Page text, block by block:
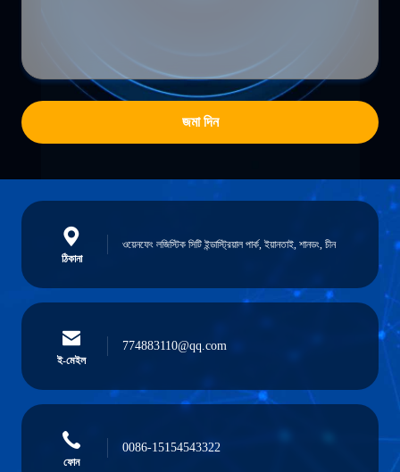
জমা দিন
ঠিকানা
ওয়েনফেং লজিস্টিক সিটি ইন্ডাস্ট্রিয়াল পার্ক, ইয়ানতাই, শানডং, চীন
ই-মেইল
774883110@qq.com
ফোন
0086-15154543322